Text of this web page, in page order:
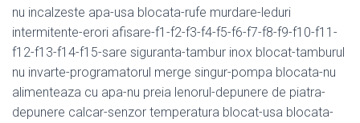
nu incalzeste apa-usa blocata-rufe murdare-leduri
intermitente-erori afisare-f1-f2-f3-f4-f5-f6-f7-f8-f9-f10-f11-
f12-f13-f14-f15-sare siguranta-tambur inox blocat-tamburul
nu invarte-programatorul merge singur-pompa blocata-nu
alimenteaza cu apa-nu preia lenorul-depunere de piatra-
depunere calcar-senzor temperatura blocat-usa blocata-